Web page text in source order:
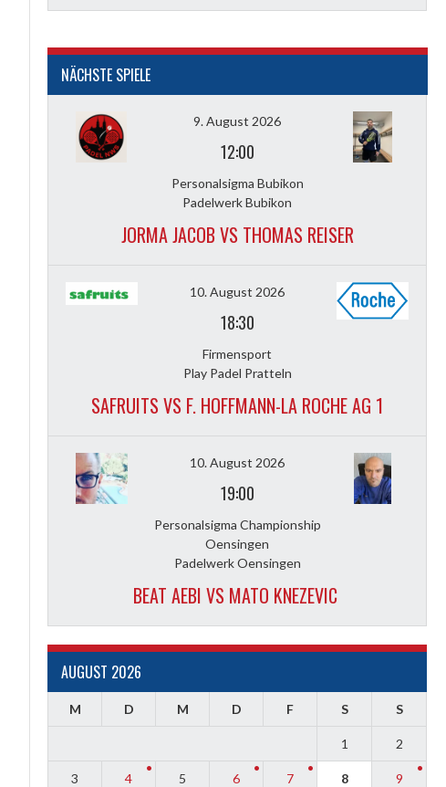
NÄCHSTE SPIELE
9. August 2026
12:00
Personalsigma Bubikon
Padelwerk Bubikon
JORMA JACOB VS THOMAS REISER
10. August 2026
18:30
Firmensport
Play Padel Pratteln
SAFRUITS VS F. HOFFMANN-LA ROCHE AG 1
10. August 2026
19:00
Personalsigma Championship
Oensingen
Padelwerk Oensingen
BEAT AEBI VS MATO KNEZEVIC
AUGUST 2026
M D M D F S S
1 2
3 4 5 6 7 8 9